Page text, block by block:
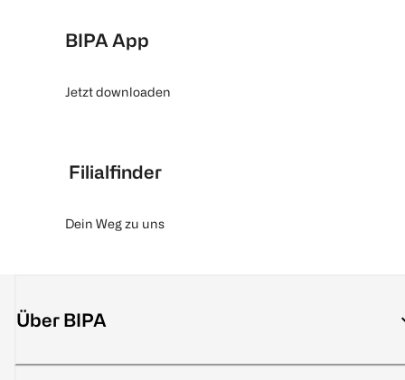
BIPA App
Jetzt downloaden
Filialfinder
Dein Weg zu uns
Über BIPA